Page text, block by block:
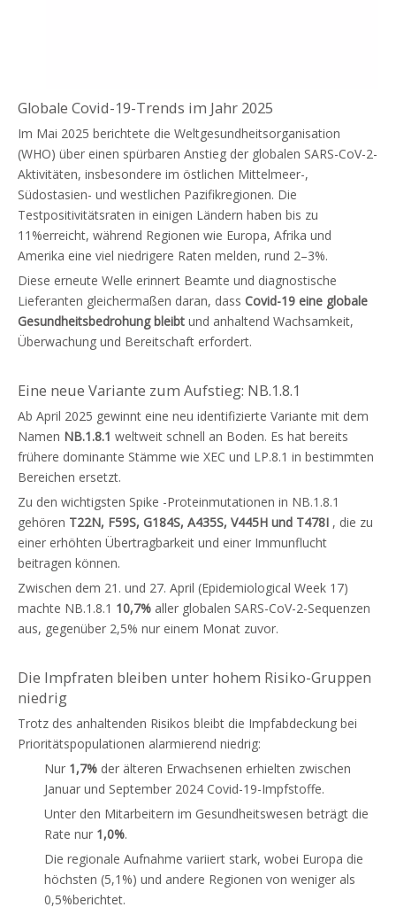
Globale Covid-19-Trends im Jahr 2025
Im Mai 2025 berichtete die Weltgesundheitsorganisation
(WHO) über einen spürbaren Anstieg der globalen SARS-CoV-2-
Aktivitäten, insbesondere im östlichen Mittelmeer-,
Südostasien- und westlichen Pazifikregionen. Die
Testpositivitätsraten in einigen Ländern haben bis zu
11%erreicht, während Regionen wie Europa, Afrika und
Amerika eine viel niedrigere Raten melden, rund 2–3%.
Diese erneute Welle erinnert Beamte und diagnostische
Lieferanten gleichermaßen daran, dass Covid-19 eine globale
Gesundheitsbedrohung bleibt und anhaltend Wachsamkeit,
Überwachung und Bereitschaft erfordert.
Eine neue Variante zum Aufstieg: NB.1.8.1
Ab April 2025 gewinnt eine neu identifizierte Variante mit dem
Namen NB.1.8.1 weltweit schnell an Boden. Es hat bereits
frühere dominante Stämme wie XEC und LP.8.1 in bestimmten
Bereichen ersetzt.
Zu den wichtigsten Spike -Proteinmutationen in NB.1.8.1
gehören T22N, F59S, G184S, A435S, V445H und T478I , die zu
einer erhöhten Übertragbarkeit und einer Immunflucht
beitragen können.
Zwischen dem 21. und 27. April (Epidemiological Week 17)
machte NB.1.8.1 10,7% aller globalen SARS-CoV-2-Sequenzen
aus, gegenüber 2,5% nur einem Monat zuvor.
Die Impfraten bleiben unter hohem Risiko-Gruppen
niedrig
Trotz des anhaltenden Risikos bleibt die Impfabdeckung bei
Prioritätspopulationen alarmierend niedrig:
Nur 1,7% der älteren Erwachsenen erhielten zwischen
Januar und September 2024 Covid-19-Impfstoffe.
Unter den Mitarbeitern im Gesundheitswesen beträgt die
Rate nur 1,0%.
Die regionale Aufnahme variiert stark, wobei Europa die
höchsten (5,1%) und andere Regionen von weniger als
0,5%berichtet.